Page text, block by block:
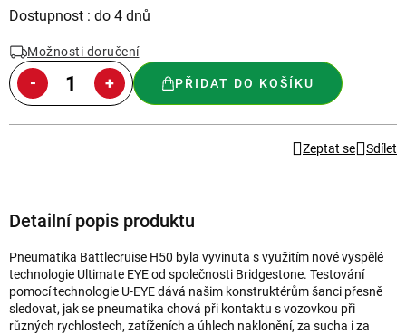
Měrná
Dostupnost : do 4 dnů
Možnosti doručení
PŘIDAT DO KOŠÍKU
Zeptat se Sdílet
Detailní popis produktu
Pneumatika Battlecruise H50 byla vyvinuta s využitím nové vyspělé
technologie Ultimate EYE od společnosti Bridgestone. Testování
pomocí technologie U-EYE dává našim konstruktérům šanci přesně
sledovat, jak se pneumatika chová při kontaktu s vozovkou při
různých rychlostech, zatíženích a úhlech naklonění, za sucha i za